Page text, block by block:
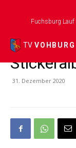
Fuchsburg Lauf
TV VOHBURG
31. Dezember 2020